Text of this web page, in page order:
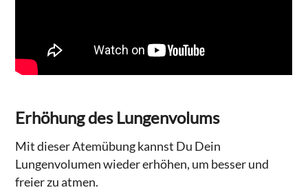
Erhöhung des Lungenvolums
Mit dieser Atemübung kannst Du Dein
Lungenvolumen wieder erhöhen, um besser und
freier zu atmen.